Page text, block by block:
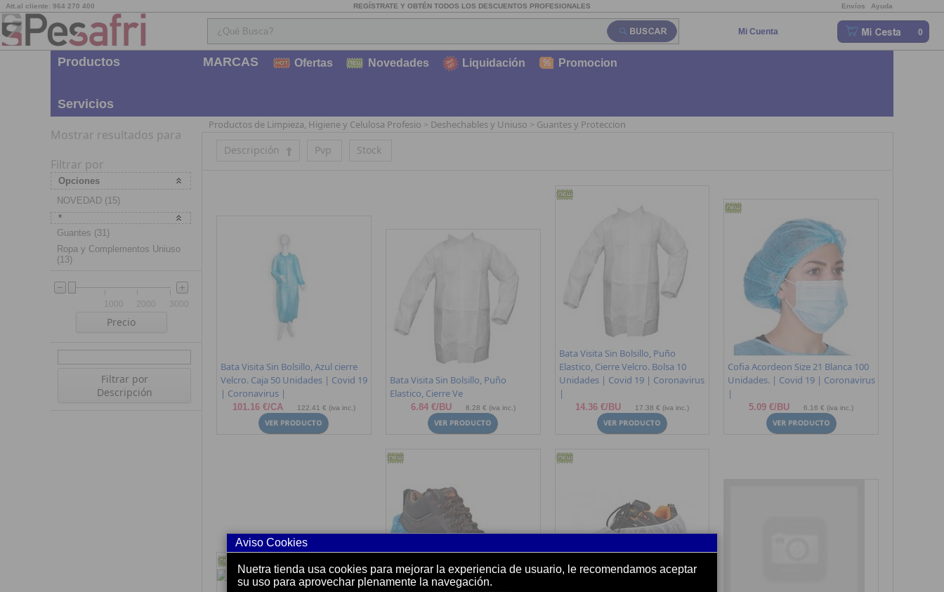
Att.al cliente: 964 270 400 REGÍSTRATE Y OBTÉN TODOS LOS DESCUENTOS PROFESIONALES Envíos Ayuda
Mi Cuenta 0
Productos
Servicios
MARCAS Ofertas Novedades Liquidación Promocion
Productos de Limpieza, Higiene y Celulosa Profesio > Deshechables y Uniuso > Guantes y Proteccion
Descripción Pvp Stock
Bata Visita Sin Bolsillo, Azul cierre
Velcro. Caja 50 Unidades | Covid 19
| Coronavirus |
101.16 €/CA 122.41 € (iva inc.)
Bata Visita Sin Bolsillo, Puño
Elastico, Cierre Ve
6.84 €/BU 8.28 € (iva inc.)
Bata Visita Sin Bolsillo, Puño
Elastico, Cierre Velcro. Bolsa 10
Unidades | Covid 19 | Coronavirus
|
14.36 €/BU 17.38 € (iva inc.)
Cofia Acordeon Size 21 Blanca 100
Unidades. | Covid 19 | Coronavirus
|
5.09 €/BU 6.16 € (iva inc.)
Mostrar resultados para
Filtrar por
Opciones
NOVEDAD (15)
*
Guantes (31)
Ropa y Complementos Uniuso
(13)
1000 2000 3000
Precio
Filtrar por
Descripción
Aviso Cookies
Nuetra tienda usa cookies para mejorar la experiencia de usuario, le recomendamos aceptar
su uso para aprovechar plenamente la navegación.